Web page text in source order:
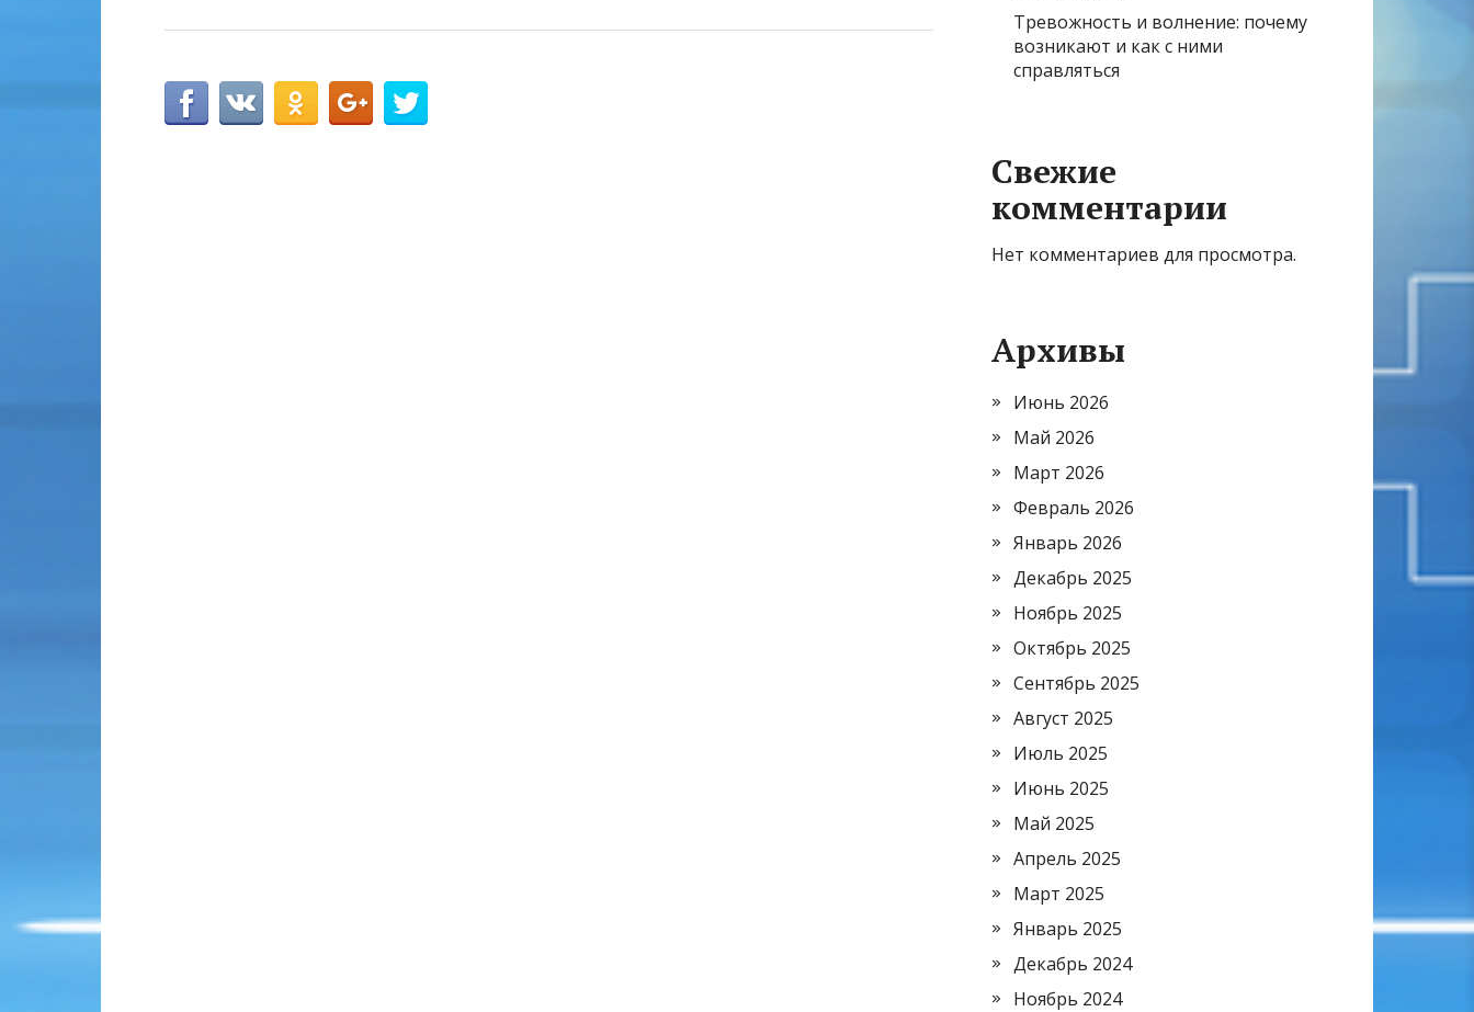
Тревожность и волнение: почему
возникают и как с ними
справляться
Свежие
комментарии
Нет комментариев для просмотра.
Архивы
Июнь 2026
Май 2026
Март 2026
Февраль 2026
Январь 2026
Декабрь 2025
Ноябрь 2025
Октябрь 2025
Сентябрь 2025
Август 2025
Июль 2025
Июнь 2025
Май 2025
Апрель 2025
Март 2025
Январь 2025
Декабрь 2024
Ноябрь 2024